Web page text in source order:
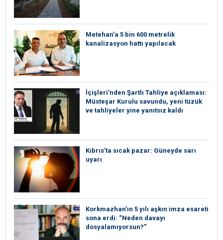
Metehan’a 5 bin 600 metrelik
kanalizasyon hattı yapılacak
İçişleri’nden Şartlı Tahliye açıklaması:
Müsteşar Kurulu savundu, yeni tüzük
ve tahliyeler yine yanıtsız kaldı
Kıbrıs’ta sıcak pazar: Güneyde sarı
uyarı
Korkmazhan’ın 5 yılı aşkın imza esareti
sona erdi: “Neden davayı
dosyalamıyorsun?”